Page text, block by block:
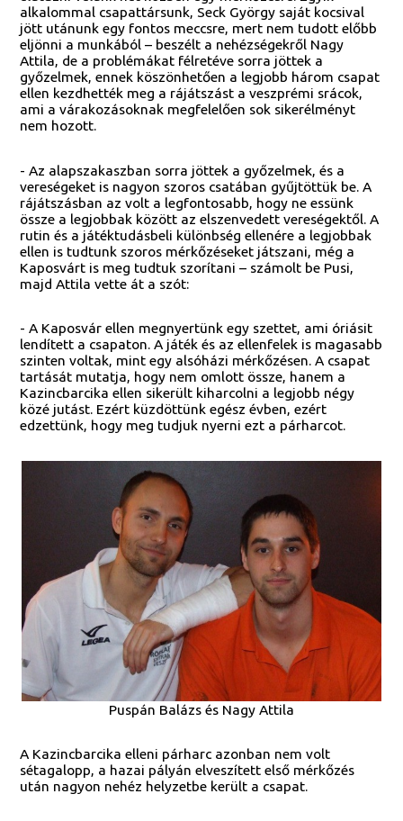
alkalommal csapattársunk, Seck György saját kocsival
jött utánunk egy fontos meccsre, mert nem tudott előbb
eljönni a munkából – beszélt a nehézségekről Nagy
Attila, de a problémákat félretéve sorra jöttek a
győzelmek, ennek köszönhetően a legjobb három csapat
ellen kezdhették meg a rájátszást a veszprémi srácok,
ami a várakozásoknak megfelelően sok sikerélményt
nem hozott.
- Az alapszakaszban sorra jöttek a győzelmek, és a
vereségeket is nagyon szoros csatában gyűjtöttük be. A
rájátszásban az volt a legfontosabb, hogy ne essünk
össze a legjobbak között az elszenvedett vereségektől. A
rutin és a játéktudásbeli különbség ellenére a legjobbak
ellen is tudtunk szoros mérkőzéseket játszani, még a
Kaposvárt is meg tudtuk szorítani – számolt be Pusi,
majd Attila vette át a szót:
- A Kaposvár ellen megnyertünk egy szettet, ami óriásit
lendített a csapaton. A játék és az ellenfelek is magasabb
szinten voltak, mint egy alsóházi mérkőzésen. A csapat
tartását mutatja, hogy nem omlott össze, hanem a
Kazincbarcika ellen sikerült kiharcolni a legjobb négy
közé jutást. Ezért küzdöttünk egész évben, ezért
edzettünk, hogy meg tudjuk nyerni ezt a párharcot.
Puspán Balázs és Nagy Attila
A Kazincbarcika elleni párharc azonban nem volt
sétagalopp, a hazai pályán elveszített első mérkőzés
után nagyon nehéz helyzetbe került a csapat.